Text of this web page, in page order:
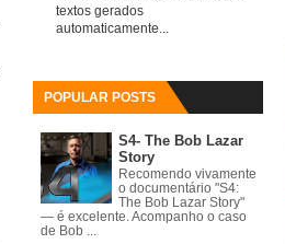
textos gerados
automaticamente...
POPULAR POSTS
S4- The Bob Lazar
Story
Recomendo vivamente
o documentário "S4:
The Bob Lazar Story"
— é excelente. Acompanho o caso
de Bob ...